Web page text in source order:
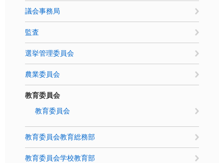
議会事務局
監査
選挙管理委員会
農業委員会
教育委員会
教育委員会
教育委員会教育総務部
教育委員会学校教育部